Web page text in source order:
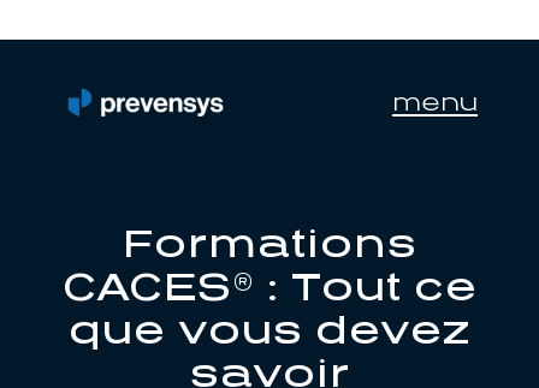
menu
Formations
CACES® : Tout ce
que vous devez
savoir